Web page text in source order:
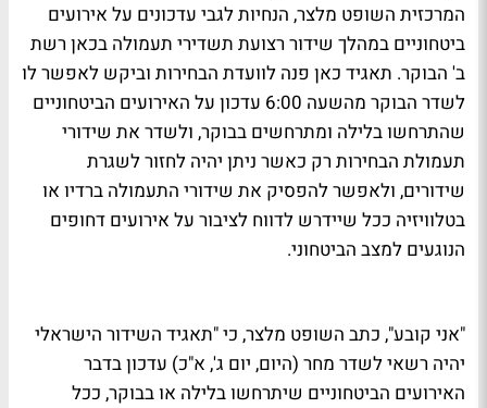
המרכזית השופט מלצר, הנחיות לגבי עדכונים על אירועים
ביטחוניים במהלך שידור רצועת תשדירי תעמולה בכאן רשת
ב' הבוקר. תאגיד כאן פנה לוועדת הבחירות וביקש לאפשר לו
לשדר הבוקר מהשעה 6:00 עדכון על האירועים הביטחוניים
שהתרחשו בלילה ומתרחשים בבוקר, ולשדר את שידורי
תעמולת הבחירות רק כאשר ניתן יהיה לחזור לשגרת
שידורים, ולאפשר להפסיק את שידורי התעמולה ברדיו או
בטלוויזיה ככל שיידרש לדווח לציבור על אירועים דחופים
הנוגעים למצב הביטחוני.
"אני קובע", כתב השופט מלצר, כי "תאגיד השידור הישראלי
יהיה רשאי לשדר מחר (היום, יום ג', א"כ) עדכון בדבר
האירועים הביטחוניים שיתרחשו בלילה או בבוקר, ככל